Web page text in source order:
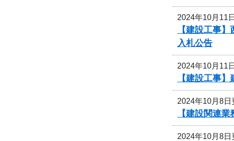
2024年10月11
【建設工事
入札公告
2024年10月11
【建設工事
2024年10月8日
【建設関連
2024年10月8日